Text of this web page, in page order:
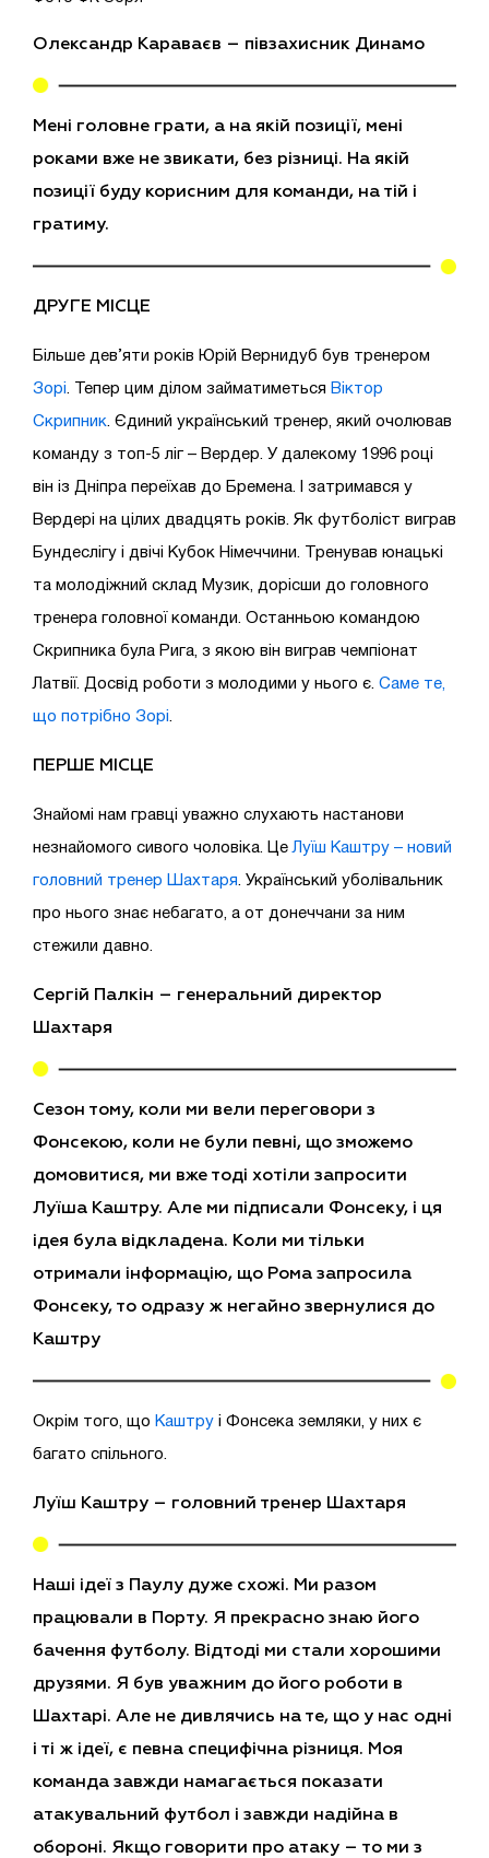
Олександр Караваєв – півзахисник Динамо
Мені головне грати, а на якій позиції, мені
роками вже не звикати, без різниці. На якій
позиції буду корисним для команди, на тій і
гратиму.
ДРУГЕ МІСЦЕ
Більше дев’яти років Юрій Вернидуб був тренером
Зорі . Тепер цим ділом займатиметься Віктор
Скрипник . Єдиний український тренер, який очолював
команду з топ-5 ліг – Вердер. У далекому 1996 році
він із Дніпра переїхав до Бремена. І затримався у
Вердері на цілих двадцять років. Як футболіст виграв
Бундеслігу і двічі Кубок Німеччини. Тренував юнацькі
та молодіжний склад Музик, дорісши до головного
тренера головної команди. Останньою командою
Скрипника була Рига, з якою він виграв чемпіонат
Латвії. Досвід роботи з молодими у нього є. Саме те,
що потрібно Зорі
ПЕРШЕ МІСЦЕ
Знайомі нам гравці уважно слухають настанови
незнайомого сивого чоловіка. Це Луїш Каштру – новий
головний тренер Шахтаря . Український уболівальник
про нього знає небагато, а от донеччани за ним
стежили давно.
Сергій Палкін – генеральний директор
Шахтаря
Сезон тому, коли ми вели переговори з
Фонсекою, коли не були певні, що зможемо
домовитися, ми вже тоді хотіли запросити
Луїша Каштру. Але ми підписали Фонсеку, і ця
ідея була відкладена. Коли ми тільки
отримали інформацію, що Рома запросила
Фонсеку, то одразу ж негайно звернулися до
Каштру
Окрім того, що Каштру і Фонсека земляки, у них є
багато спільного.
Луїш Каштру – головний тренер Шахтаря
Наші ідеї з Паулу дуже схожі. Ми разом
працювали в Порту. Я прекрасно знаю його
бачення футболу. Відтоді ми стали хорошими
друзями. Я був уважним до його роботи в
Шахтарі. Але не дивлячись на те, що у нас одні
і ті ж ідеї, є певна специфічна різниця. Моя
команда завжди намагається показати
атакувальний футбол і завжди надійна в
обороні. Якщо говорити про атаку – то ми з